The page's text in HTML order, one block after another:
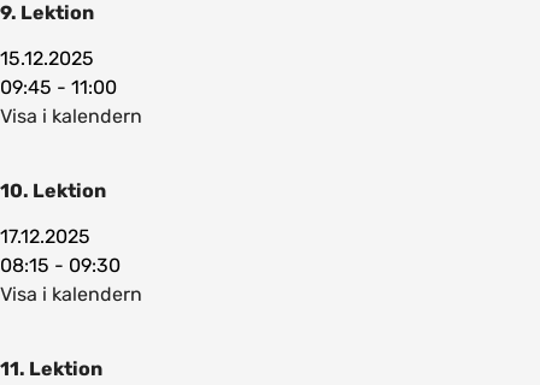
9. Lektion
15.12.2025
09:45 - 11:00
Visa i kalendern
10. Lektion
17.12.2025
08:15 - 09:30
Visa i kalendern
11. Lektion